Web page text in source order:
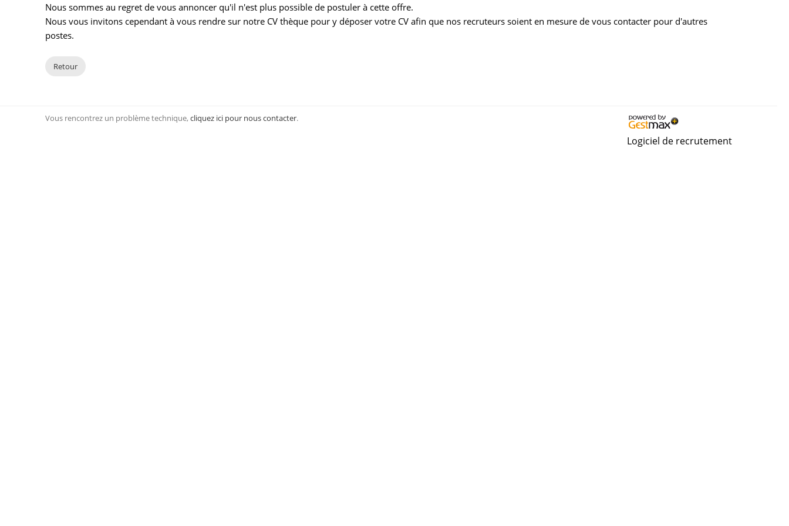
Nous sommes au regret de vous annoncer qu'il n'est plus possible de postuler à cette offre.
Nous vous invitons cependant à vous rendre sur notre CV thèque pour y déposer votre CV afin que nos recruteurs soient en mesure de vous contacter pour d'autres
postes.
Retour
Vous rencontrez un problème technique,cliquez ici pour nous contacter.
Logiciel de recrutement